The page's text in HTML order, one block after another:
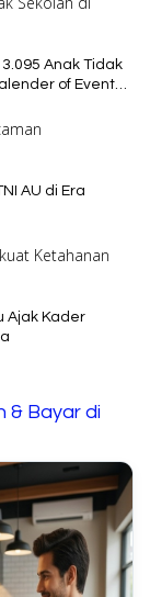
Anak Tidak
of Event
AU di Era
Ajak Kader
& Bayar di